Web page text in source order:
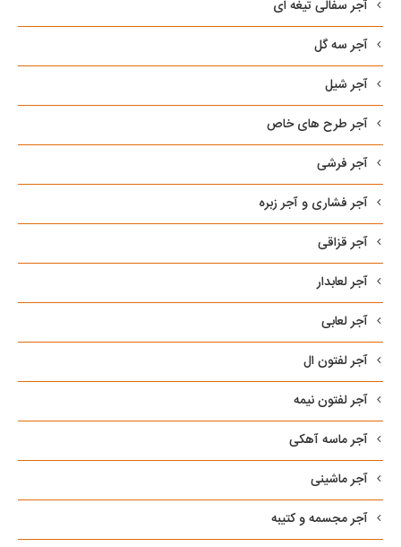
آجر سفالی تیغه ای
آجر سه گل
آجر شیل
آجر طرح های خاص
آجر فرشی
آجر فشاری و آجر زبره
آجر قزاقی
آجر لعابدار
آجر لعابی
آجر لفتون ال
آجر لفتون نیمه
آجر ماسه آهکی
آجر ماشینی
آجر مجسمه و کتیبه